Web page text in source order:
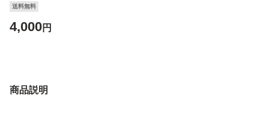
送料無料
4,000円
商品説明